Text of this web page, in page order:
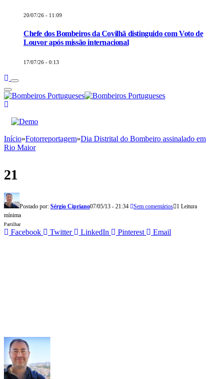
20/07/26 - 11:09
Chefe dos Bombeiros da Covilhã distinguido com Voto de
Louvor após missão internacional
17/07/26 - 0:13
Início»Fotorreportagem»Dia Distrital do Bombeiro assinalado em
Rio Maior
21
Postado por: Sérgio Cipriano07/05/13 - 21:34 Sem comentários 1 Leitura
mínima
Partilhar
Facebook Twitter LinkedIn Pinterest Email